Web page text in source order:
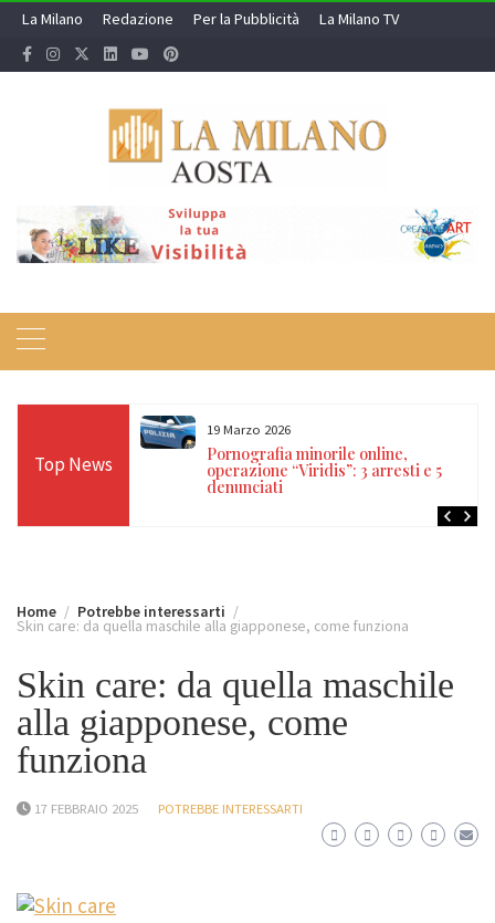
Skip
content
La Milano Redazione Per la Pubblicità La Milano TV
Top News
ore sulle Alpi:
Cervino e
19 Marzo 2026
Pornografia minorile online,
operazione “Viridis”: 3 arresti e 5
denunciati
Home Potrebbe interessarti
Skin care: da quella maschile alla giapponese, come funziona
Skin care: da quella maschile
alla giapponese, come
funziona
17 FEBBRAIO 2025 POTREBBE INTERESSARTI